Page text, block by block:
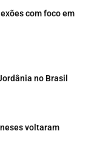
com foco em
no Brasil
voltaram